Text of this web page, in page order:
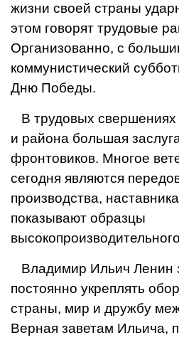
жизни своей страны
этом говорят трудовые
Организованно, с
коммунистический
Дню Победы.
В трудовых свершениях
и района большая
фронтовиков. Многое
сегодня являются
производства,
показывают образцы
Владимир Ильич Ленин
постоянно укреплять
страны, мир и дружбу
Верная заветам Ильича,